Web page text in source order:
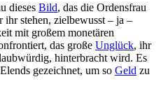
dieses Bild, das die Ordensfrau
stehen, zielbewusst – ja –
mit großem monetären
das große Unglück, ihr
hinterbracht wird. Es
gezeichnet, um so Geld zu